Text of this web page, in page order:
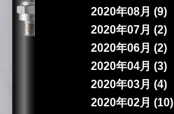
2020年08月 (9)
2020年07月 (2)
2020年06月 (2)
2020年04月 (3)
2020年03月 (4)
2020年02月 (10)